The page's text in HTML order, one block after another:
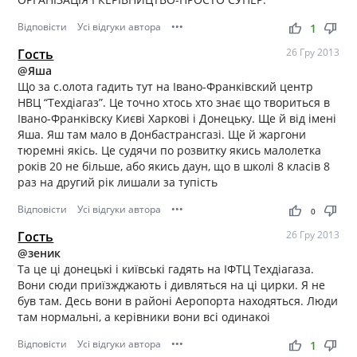
Відповісти Усі відгуки автора ••• thumb_up thumb_down
1
Гость 26 Гру 2013
@Яша
Що за с.олота гадить тут на Івано-Франківский центр
НВЦ “Техдіагаз”. Це точно хтось хто знає що твориться в
Івано-Франківску Києві Харкові і Донецьку. Ще й від імені
Яша. Яш там мало в Донбастрансгазі. Ще й жаргони
тюремні якісь. Це судячи по розвитку якись малолетка
років 20 не більше, або якись даун, що в школі 8 класів 8
раз на другий рік лишали за тупість
Відповісти Усі відгуки автора ••• thumb_up thumb_down
0
Гость 26 Гру 2013
@зеник
Та це ці донецькі і київські гадять на ІФТЦ Техдіагаза.
Вони сюди приїзжджають і дивляться на ці цирки. Я не
був там. Десь вони в районі Аеропорта находяться. Люди
там нормальні, а керівники вони всі одинакоі
Відповісти Усі відгуки автора ••• thumb_up thumb_down
1